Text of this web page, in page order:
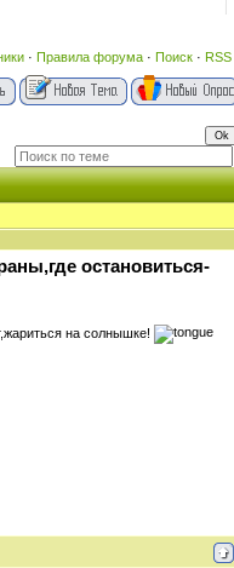
· Правила форума · Поиск · RSS
остановиться-
на солнышке!